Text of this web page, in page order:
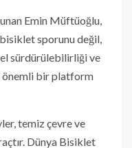
Emin Müftüoğlu,
sporunu değil,
sürdürülebilirliği ve
önemli bir platform
temiz çevre ve
Dünya Bisiklet